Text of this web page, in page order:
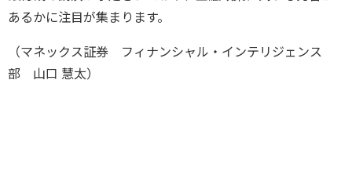
あるかに注目が集まります。
（マネックス証券 フィナンシャル・インテリジェンス
部 山口 慧太）